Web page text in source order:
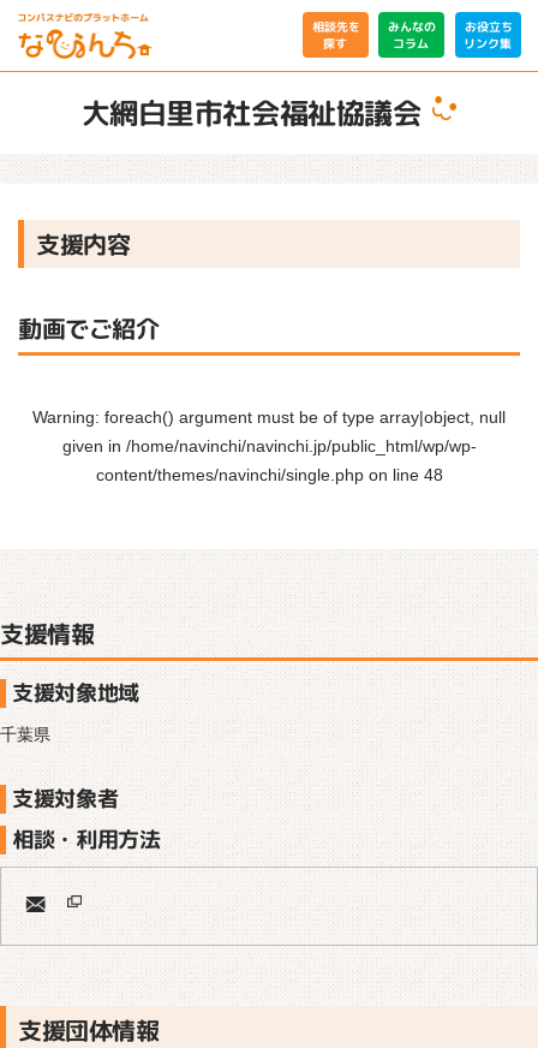
相談先を
探す
みんなの
コラム
お役立ち
リンク集
大網白里市社会福祉協議会
支援内容
動画でご紹介
Warning: foreach() argument must be of type array|object, null
given in /home/navinchi/navinchi.jp/public_html/wp/wp-
content/themes/navinchi/single.phpon line 48
支援情報
支援対象地域
千葉県
支援対象者
相談・利用方法
支援団体情報